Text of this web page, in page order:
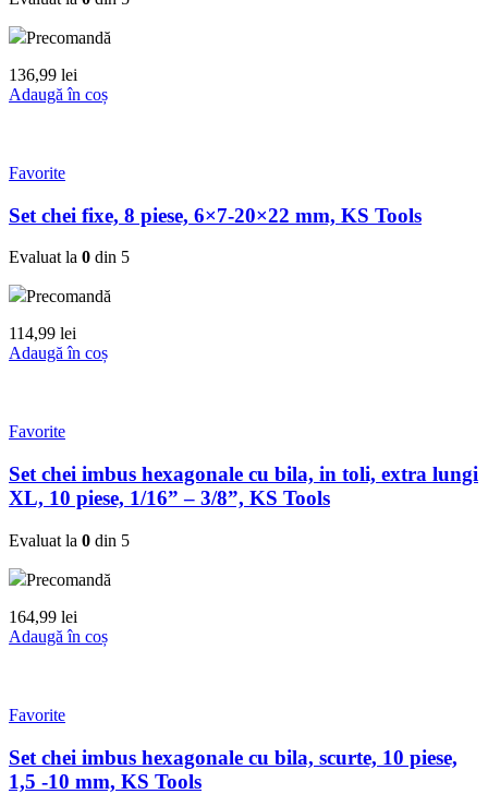
Precomandă
136,99 lei
Adaugă în coș
Favorite
Set chei fixe, 8 piese, 6×7-20×22 mm, KS Tools
Evaluat la 0 din 5
Precomandă
114,99 lei
Adaugă în coș
Favorite
Set chei imbus hexagonale cu bila, in toli, extra lungi
XL, 10 piese, 1/16” – 3/8”, KS Tools
Evaluat la 0 din 5
Precomandă
164,99 lei
Adaugă în coș
Favorite
Set chei imbus hexagonale cu bila, scurte, 10 piese,
1,5 -10 mm, KS Tools